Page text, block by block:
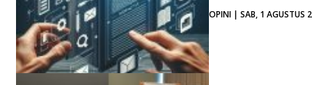
OPINI | SAB, 1 AGUSTUS